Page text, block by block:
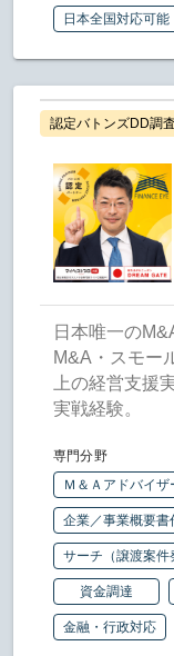
日本全国対応可能
認定バトンズDD調
日本唯一の
M&A・スモー
上の経営支援
実戦経験。
専門分野
Ｍ＆Ａアドバイザ
企業／事業概要書
サーチ（譲渡案件
資金調達
金融・行政対応